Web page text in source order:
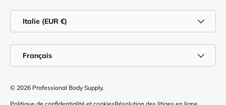
Italie (EUR €)
Français
© 2026 Professional Body Supply.